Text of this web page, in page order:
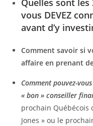
Quelles sont les
vous DEVEZ
avant d’y
Comment savoir si
affaire en prenant
Comment pouvez-
« bon » conseiller
prochain Québécois
Jones » ou le